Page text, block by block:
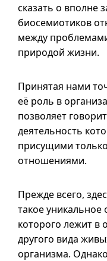
сказать о вполне
биосемиотиков
между
природой жизни.
Принятая нами
её роль в
позволяет
деятельность
присущими
отношениями.
Прежде всего,
такое
которого лежит в
другого вида
организма.